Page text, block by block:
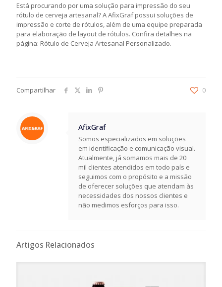
Está procurando por uma solução para impressão do seu
rótulo de cerveja artesanal? A AfixGraf possui soluções de
impressão e corte de rótulos, além de uma equipe preparada
para elaboração de layout de rótulos. Confira detalhes na
página: Rótulo de Cerveja Artesanal Personalizado.
Compartilhar 0
AfixGraf
Somos especializados em soluções
em identificação e comunicação visual.
Atualmente, já somamos mais de 20
mil clientes atendidos em todo país e
seguimos com o propósito e a missão
de oferecer soluções que atendam às
necessidades dos nossos clientes e
não medimos esforços para isso.
Artigos Relacionados